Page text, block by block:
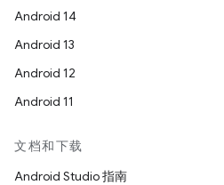
Android 14
Android 13
Android 12
Android 11
文档和下载
Android Studio 指南